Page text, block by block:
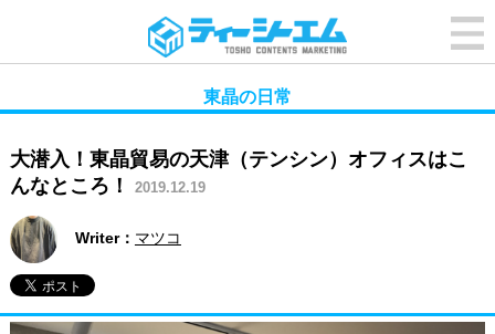
東晶の日常
大潜入！東晶貿易の天津（テンシン）オフィスはこ
んなところ！
2019.12.19
Writer： マツコ